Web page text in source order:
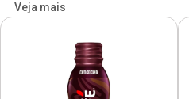
Veja mais